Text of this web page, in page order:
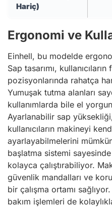
Hariç)
Ergonomi ve
Einhell, bu modelde
Sap tasarımı, kullanıcıların
pozisyonlarında rahatça
Yumuşak tutma alanları
kullanımlarda bile el
Ayarlanabilir sap
kullanıcıların makineyi
ayarlayabilmelerini
başlatma sistemi
kolayca çalıştırabiliyor.
güvenlik mandalları ve
bir çalışma ortamı
bakım işlemleri de